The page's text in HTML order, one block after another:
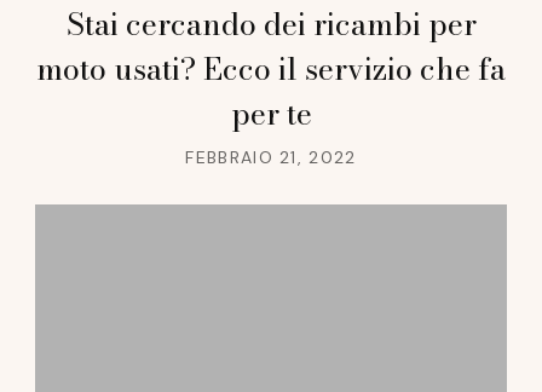
Stai cercando dei ricambi per
moto usati? Ecco il servizio che fa
per te
FEBBRAIO 21, 2022